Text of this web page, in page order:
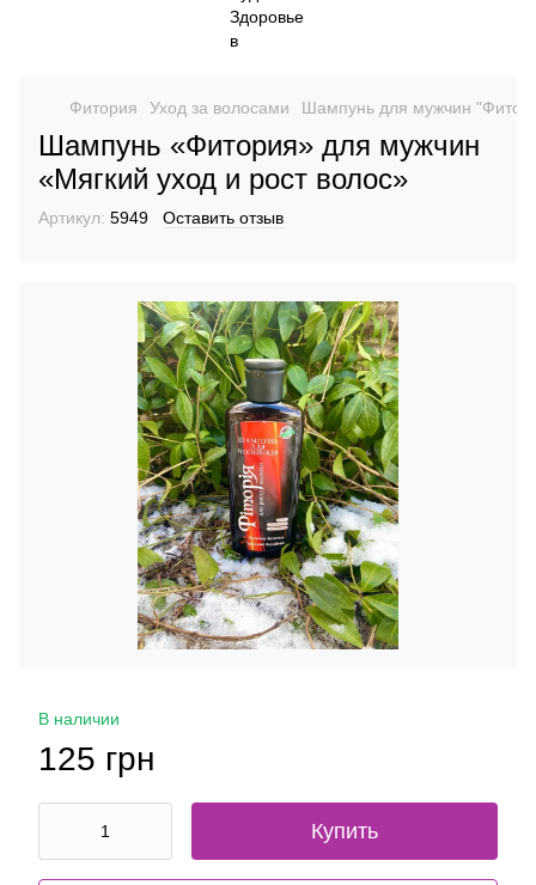
Фитория Уход за волосами Шампунь для мужчин
Шампунь «Фитория» для мужчин
«Мягкий уход и рост волос»
Артикул: 5949 Оставить отзыв
В наличии
125 грн
Купить